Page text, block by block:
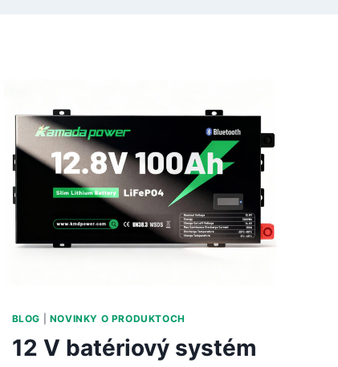
BLOG NOVINKY O PRODUKTOCH
12 V batériový systém